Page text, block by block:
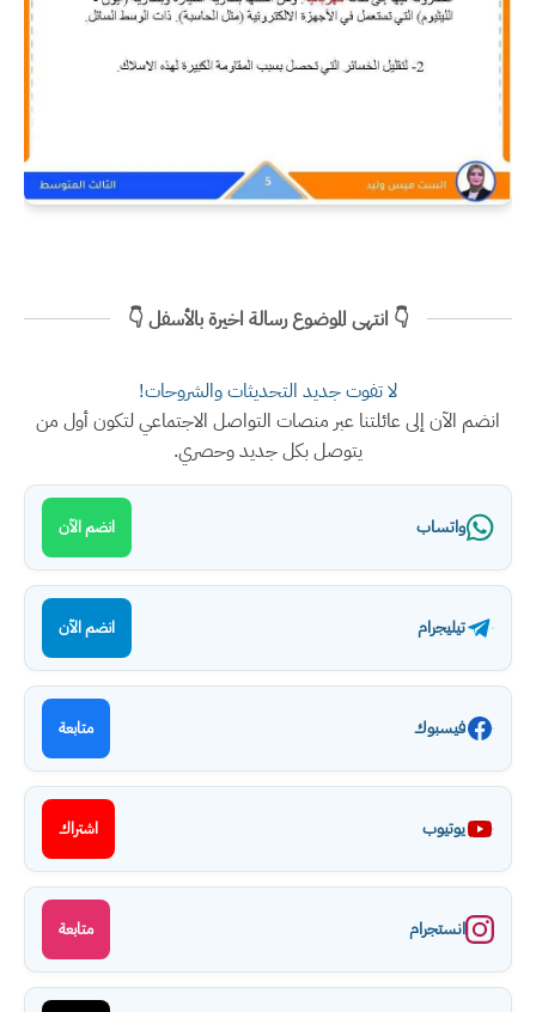
👇 انتهى الموضوع رسالة اخيرة بالأسفل 👇
لا تفوت جديد التحديثات والشروحات!
انضم الآن إلى عائلتنا عبر منصات التواصل الاجتماعي لتكون أول من
يتوصل بكل جديد وحصري.
واتساب انضم الآن
تيليجرام انضم الآن
فيسبوك متابعة
يوتيوب اشتراك
انستجرام متابعة